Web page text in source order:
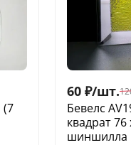
(7
60 ₽/шт.
Бевелс
квадрат
шиншилла